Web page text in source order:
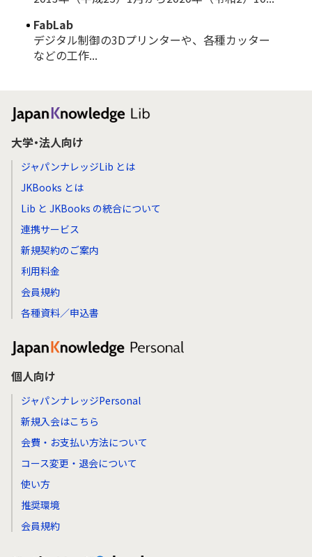
FabLab
デジタル制御の3Dプリンターや、各種カッター
などの工作...
大学・法人向け
ジャパンナレッジLib とは
JKBooks とは
Lib と JKBooks の統合について
連携サービス
新規契約のご案内
利用料金
会員規約
各種資料／申込書
個人向け
ジャパンナレッジPersonal
新規入会はこちら
会費・お支払い方法について
コース変更・退会について
使い方
推奨環境
会員規約